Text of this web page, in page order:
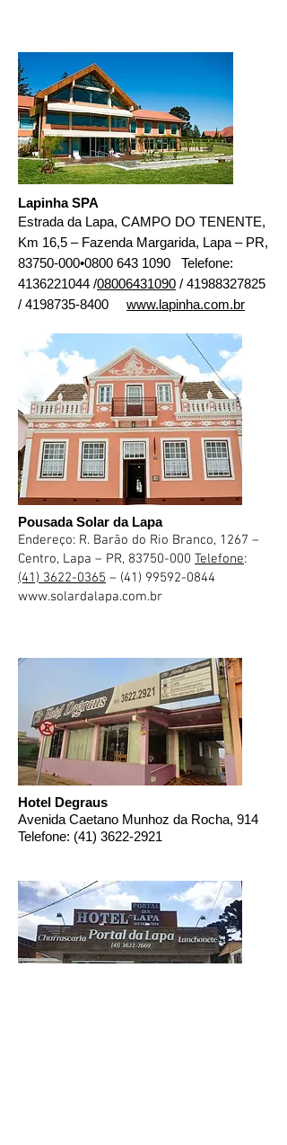
Lapinha SPA
Estrada da Lapa, CAMPO DO TENENTE,
Km 16,5 – Fazenda Margarida, Lapa – PR,
83750-000•0800 643 1090
Telefone:
4136221044 /08006431090 / 41988327825
/ 4198735-8400
www.lapinha.com.br
Pousada Solar da Lapa
Endereço: R. Barão do Rio Branco, 1267 –
Centro, Lapa – PR, 83750-000 Telefone:
(41) 3622-0365 – (41) 99592-0844
www.solardalapa.com.br
Hotel Degraus
Avenida Caetano Munhoz da Rocha, 914
Telefone: (41) 3622-2921